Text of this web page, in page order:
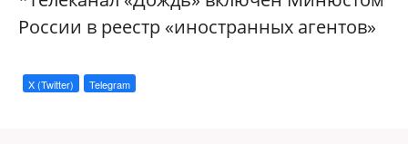
России в реестр «иностранных агентов»
X (Twitter) Telegram